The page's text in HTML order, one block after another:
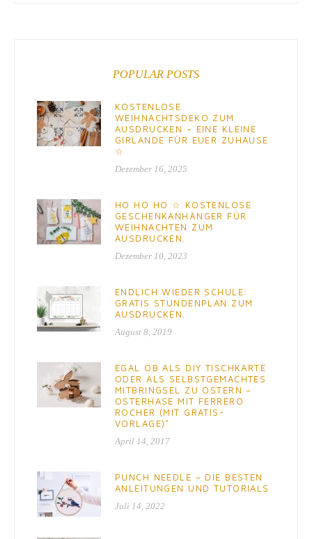
POPULAR POSTS
KOSTENLOSE
WEIHNACHTSDEKO ZUM
AUSDRUCKEN – EINE KLEINE
GIRLANDE FÜR EUER ZUHAUSE
☆
Dezember 16, 2025
HO HO HO ☆ KOSTENLOSE
GESCHENKANHÄNGER FÜR
WEIHNACHTEN ZUM
AUSDRUCKEN.
Dezember 10, 2023
ENDLICH WIEDER SCHULE:
GRATIS STUNDENPLAN ZUM
AUSDRUCKEN.
August 8, 2019
EGAL OB ALS DIY TISCHKARTE
ODER ALS SELBSTGEMACHTES
MITBRINGSEL ZU OSTERN –
OSTERHASE MIT FERRERO
ROCHER (MIT GRATIS-
VORLAGE)*
April 14, 2017
PUNCH NEEDLE – DIE BESTEN
ANLEITUNGEN UND TUTORIALS
Juli 14, 2022